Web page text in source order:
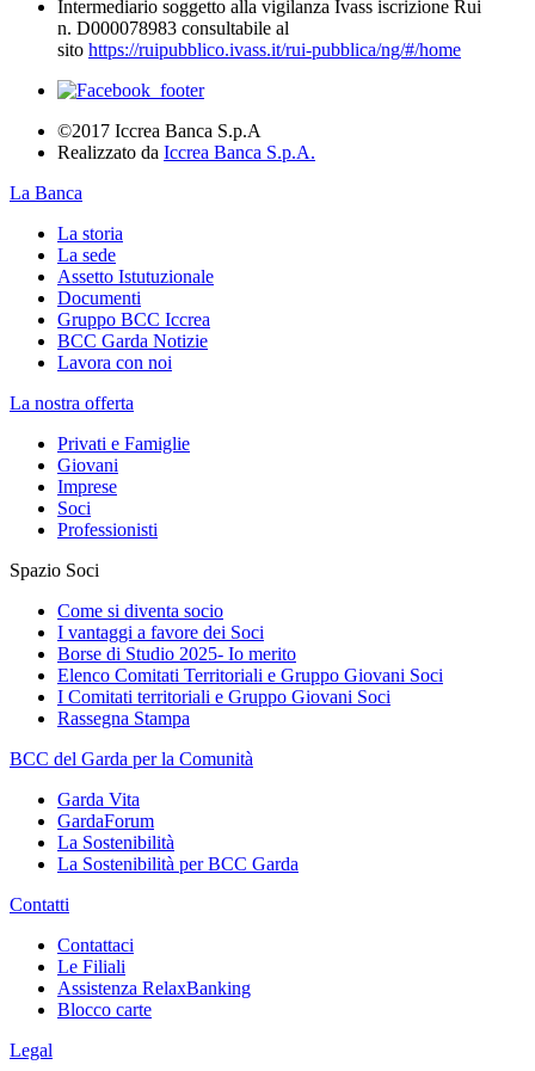
Intermediario soggetto alla vigilanza Ivass iscrizione Rui
n. D000078983 consultabile al
sito https://ruipubblico.ivass.it/rui-pubblica/ng/#/home
©2017 Iccrea Banca S.p.A
Realizzato da Iccrea Banca S.p.A.
La Banca
La storia
La sede
Assetto Istutuzionale
Documenti
Gruppo BCC Iccrea
BCC Garda Notizie
Lavora con noi
La nostra offerta
Privati e Famiglie
Giovani
Imprese
Soci
Professionisti
Spazio Soci
Come si diventa socio
I vantaggi a favore dei Soci
Borse di Studio 2025- Io merito
Elenco Comitati Territoriali e Gruppo Giovani Soci
I Comitati territoriali e Gruppo Giovani Soci
Rassegna Stampa
BCC del Garda per la Comunità
Garda Vita
GardaForum
La Sostenibilità
La Sostenibilità per BCC Garda
Contatti
Contattaci
Le Filiali
Assistenza RelaxBanking
Blocco carte
Legal